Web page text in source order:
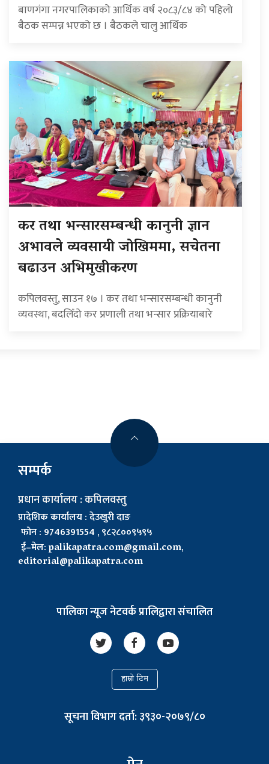
बाणगंगा नगरपालिकाको आर्थिक वर्ष २०८३/८४ को पहिलो
बैठक सम्पन्न भएको छ । बैठकले चालु आर्थिक
कर तथा भन्सारसम्बन्धी कानुनी ज्ञान
अभावले व्यवसायी जोखिममा, सचेतना
बढाउन अभिमुखीकरण
कपिलवस्तु, साउन १७ । कर तथा भन्सारसम्बन्धी कानुनी
व्यवस्था, बदलिँदो कर प्रणाली तथा भन्सार प्रक्रियाबारे
सम्पर्क
प्रधान कार्यालय : कपिलवस्तु
प्रादेशिक कार्यालय : देउखुरी दाङ
फोन : 9746391554 , ९८२८००९५९५
ई–मेल:palikapatra.com@gmail.com,
editorial@palikapatra.com
पालिका न्यूज नेटवर्क प्रालिद्वारा संचालित
हाम्रो टिम
सूचना विभाग दर्ता: ३९३०-२०७९/८०